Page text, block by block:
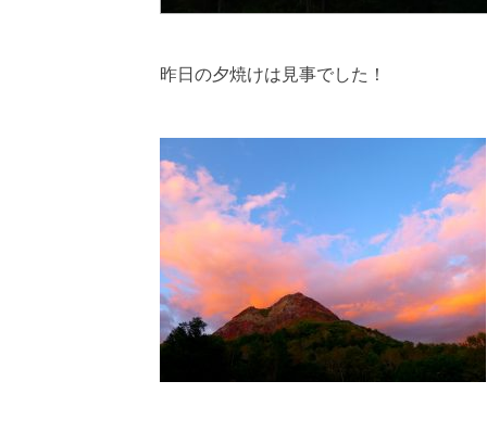
昨日の夕焼けは見事でした！